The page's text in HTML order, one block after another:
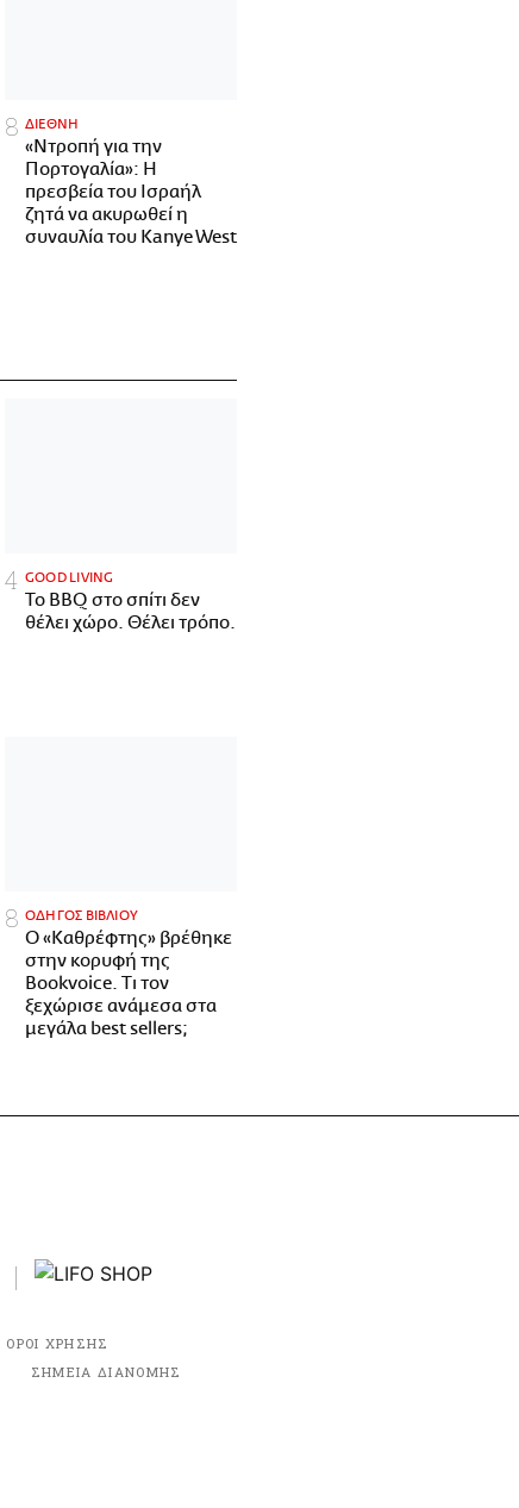
ΔΙΕΘΝΗ
«Ντροπή για την
Πορτογαλία»: Η
πρεσβεία του Ισραήλ
ζητά να ακυρωθεί η
συναυλία του Kanye West
GOOD LIVING
Το BBQ στο σπίτι δεν
θέλει χώρο. Θέλει τρόπο.
ΟΔΗΓΟΣ ΒΙΒΛΙΟΥ
Ο «Καθρέφτης» βρέθηκε
στην κορυφή της
Bookvoice. Τι τον
ξεχώρισε ανάμεσα στα
μεγάλα best sellers;
ΟΡΟΙ ΧΡΗΣΗΣ
ΣΗΜΕΙΑ ΔΙΑΝΟΜΗΣ